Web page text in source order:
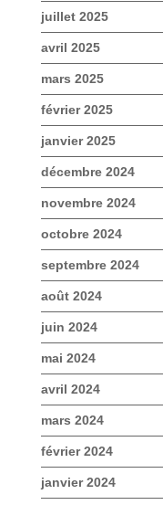
juillet 2025
avril 2025
mars 2025
février 2025
janvier 2025
décembre 2024
novembre 2024
octobre 2024
septembre 2024
août 2024
juin 2024
mai 2024
avril 2024
mars 2024
février 2024
janvier 2024